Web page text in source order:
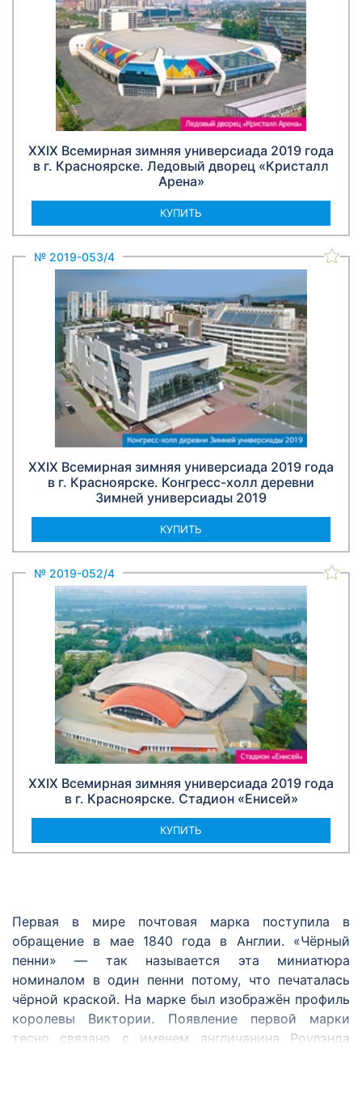
XXIX Всемирная зимняя универсиада 2019 года
в г. Красноярске. Ледовый дворец «Кристалл
Арена»
КУПИТЬ
№ 2019-053/4
XXIX Всемирная зимняя универсиада 2019 года
в г. Красноярске. Конгресс-холл деревни
Зимней универсиады 2019
КУПИТЬ
№ 2019-052/4
XXIX Всемирная зимняя универсиада 2019 года
в г. Красноярске. Стадион «Енисей»
КУПИТЬ
Первая в мире почтовая марка поступила в
обращение в мае 1840 года в Англии. «Чёрный
пенни» — так называется эта миниатюра
номиналом в один пенни потому, что печаталась
чёрной краской. На марке был изображён профиль
королевы Виктории. Появление первой марки
тесно связано с именем англичанина Роулэнда